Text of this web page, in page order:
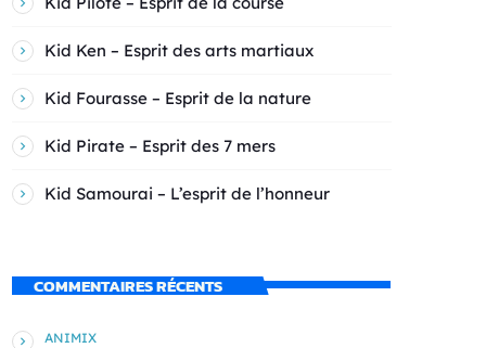
Kid Ken – Esprit des arts martiaux
Kid Fourasse – Esprit de la nature
Kid Pirate – Esprit des 7 mers
Kid Samourai – L’esprit de l’honneur
COMMENTAIRES RÉCENTS
ANIMIX